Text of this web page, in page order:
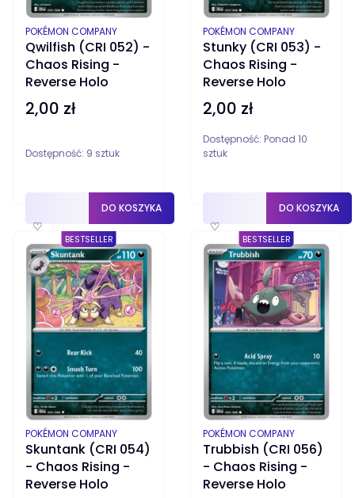
Qwilfish (CRI 052) -
Chaos Rising -
Reverse Holo
PRODUCENT
POKÉMON COMPANY
Cena
2,00 zł
Dostępność: 9 sztuk
♡
DO KOSZYKA
Stunky (CRI 053) -
Chaos Rising -
Reverse Holo
PRODUCENT
POKÉMON COMPANY
Cena
2,00 zł
Dostępność: Ponad 10
sztuk
♡
DO KOSZYKA
BESTSELLER
Skuntank (CRI 054)
- Chaos Rising -
Reverse Holo
PRODUCENT
POKÉMON COMPANY
BESTSELLER
Trubbish (CRI 056)
- Chaos Rising -
Reverse Holo
PRODUCENT
POKÉMON COMPANY